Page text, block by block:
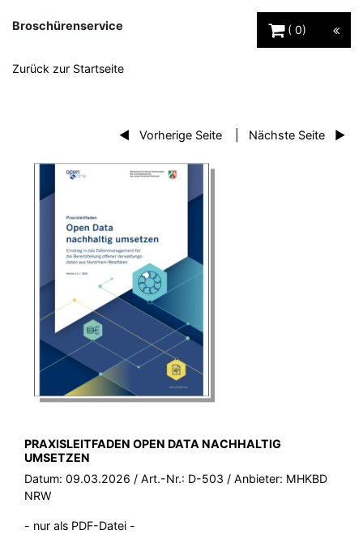
Broschürenservice
0
Zurück zur Startseite
Vorherige Seite Nächste Seite
BROSCHÜRE:
PRAXISLEITFADEN OPEN DATA NACHHALTIG
UMSETZEN
Datum: 09.03.2026 / Art.-Nr.: D-503 / Anbieter: MHKBD
NRW
- nur als PDF-Datei -